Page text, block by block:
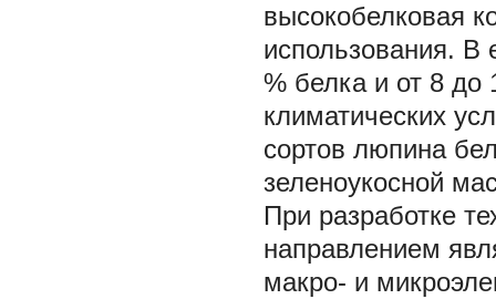
высокобелковая
использования. В
% белка и от 8 до
климатических
сортов люпина
зеленоукосной
При разработке
направлением
макро- и